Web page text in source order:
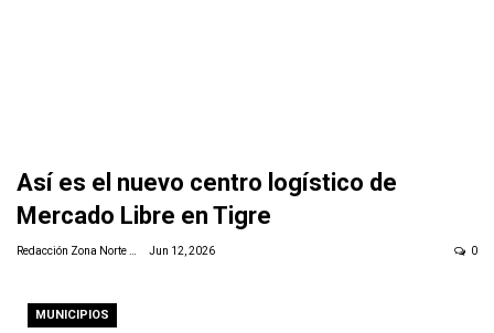
Así es el nuevo centro logístico de
Mercado Libre en Tigre
Redacción Zona Norte Daily Jun 12, 2026 0
MUNICIPIOS